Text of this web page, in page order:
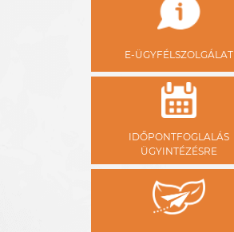
E-ÜGYFÉLSZOLGÁLAT
IDŐPONTFOGLALÁS
ÜGYINTÉZÉSRE